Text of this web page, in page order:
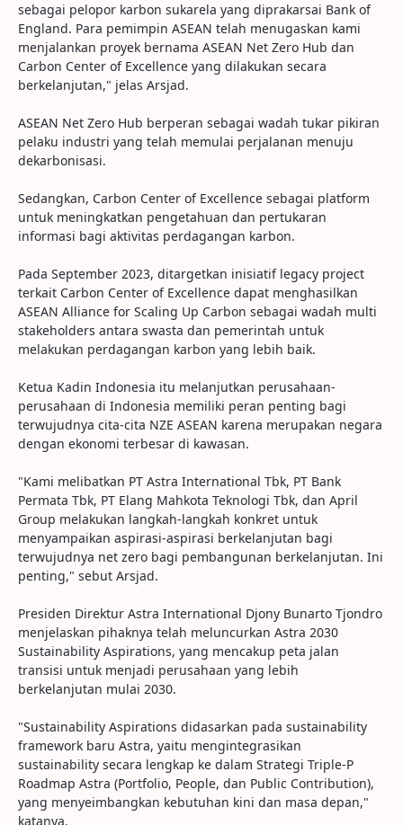
sebagai pelopor karbon sukarela yang diprakarsai Bank of
England. Para pemimpin ASEAN telah menugaskan kami
menjalankan proyek bernama ASEAN Net Zero Hub dan
Carbon Center of Excellence yang dilakukan secara
berkelanjutan," jelas Arsjad.
ASEAN Net Zero Hub berperan sebagai wadah tukar pikiran
pelaku industri yang telah memulai perjalanan menuju
dekarbonisasi.
Sedangkan, Carbon Center of Excellence sebagai platform
untuk meningkatkan pengetahuan dan pertukaran
informasi bagi aktivitas perdagangan karbon.
Pada September 2023, ditargetkan inisiatif legacy project
terkait Carbon Center of Excellence dapat menghasilkan
ASEAN Alliance for Scaling Up Carbon sebagai wadah multi
stakeholders antara swasta dan pemerintah untuk
melakukan perdagangan karbon yang lebih baik.
Ketua Kadin Indonesia itu melanjutkan perusahaan-
perusahaan di Indonesia memiliki peran penting bagi
terwujudnya cita-cita NZE ASEAN karena merupakan negara
dengan ekonomi terbesar di kawasan.
"Kami melibatkan PT Astra International Tbk, PT Bank
Permata Tbk, PT Elang Mahkota Teknologi Tbk, dan April
Group melakukan langkah-langkah konkret untuk
menyampaikan aspirasi-aspirasi berkelanjutan bagi
terwujudnya net zero bagi pembangunan berkelanjutan. Ini
penting," sebut Arsjad.
Presiden Direktur Astra International Djony Bunarto Tjondro
menjelaskan pihaknya telah meluncurkan Astra 2030
Sustainability Aspirations, yang mencakup peta jalan
transisi untuk menjadi perusahaan yang lebih
berkelanjutan mulai 2030.
"Sustainability Aspirations didasarkan pada sustainability
framework baru Astra, yaitu mengintegrasikan
sustainability secara lengkap ke dalam Strategi Triple-P
Roadmap Astra (Portfolio, People, dan Public Contribution),
yang menyeimbangkan kebutuhan kini dan masa depan,"
katanya.